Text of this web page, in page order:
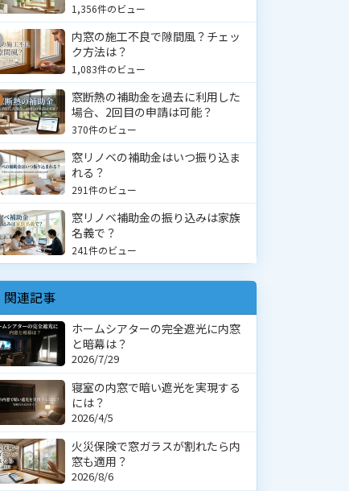
1,356件のビュー
内窓の施工不良で隙間風？チェッ
ク方法は？
1,083件のビュー
窓断熱の補助金を過去に利用した
場合、2回目の申請は可能？
370件のビュー
窓リノベの補助金はいつ振り込ま
れる？
291件のビュー
窓リノベ補助金の振り込みは家族
名義で？
241件のビュー
関連記事
ホームシアターの完全遮光に内窓
と暗幕は？
2026/7/29
寝室の内窓で暗い遮光を実現する
には？
2026/4/5
火災保険で窓ガラスが割れたら内
窓も適用？
2026/8/6